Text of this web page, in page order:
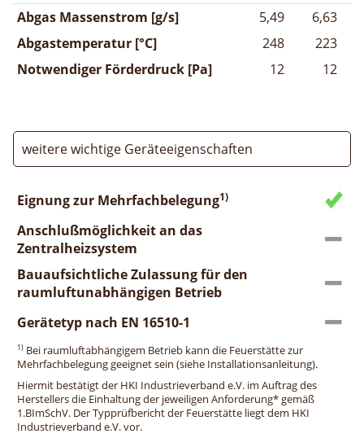
Abgas Massenstrom [g/s]
5,49
6,63
Abgastemperatur [°C]
248
223
Notwendiger Förderdruck [Pa]
12 12
weitere wichtige Geräteeigenschaften
Eignung zur Mehrfachbelegung1)
Anschlußmöglichkeit an das
Zentralheizsystem
Bauaufsichtliche Zulassung für den
raumluftunabhängigen Betrieb
Gerätetyp nach EN 16510-1
1) Bei raumluftabhängigem Betrieb kann die Feuerstätte zur
Mehrfachbelegung geeignet sein (siehe Installationsanleitung).
Hiermit bestätigt der HKI Industrieverband e.V. im Auftrag des
Herstellers die Einhaltung der jeweiligen Anforderung* gemäß
1.BImSchV. Der Typprüfbericht der Feuerstätte liegt dem HKI
Industrieverband e.V. vor.